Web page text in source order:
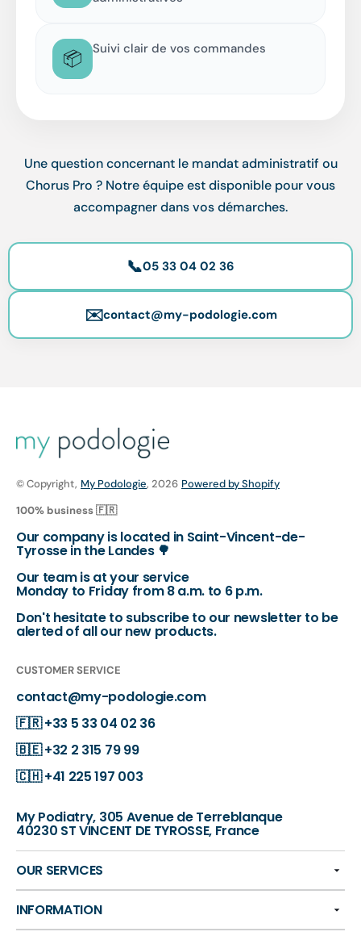
📦 Suivi clair de vos commandes
Une question concernant le mandat administratif ou
Chorus Pro ? Notre équipe est disponible pour vous
accompagner dans vos démarches.
📞05 33 04 02 36
✉️contact@my-podologie.com
© Copyright, My Podologie, 2026 Powered by Shopify
100% business 🇫🇷
Our company is located in Saint-Vincent-de-
Tyrosse in the Landes 🌳
Our team is at your service
Monday to Friday from 8 a.m. to 6 p.m.
Don't hesitate to subscribe to our newsletter to be
alerted of all our new products.
CUSTOMER SERVICE
contact@my-podologie.com
🇫🇷+33 5 33 04 02 36
🇧🇪+32 2 315 79 99
🇨🇭+41 225 197 003
My Podiatry, 305 Avenue de Terreblanque
40230 ST VINCENT DE TYROSSE, France
OUR SERVICES
INFORMATION